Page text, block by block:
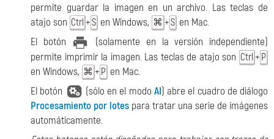
permite guardar la imagen en un archivo. Las teclas de
atajo son Ctrl +S en Windows, ⌘ +S en Mac.
El botón
(solamente en la versión independiente)
permite imprimir la imagen. Las teclas de atajo son Ctrl + P
en Windows, ⌘ + P en Mac.
El botón
(sólo en el modo AI) abre el cuadro de diálogo
Procesamiento por lotes para tratar una serie de imágenes
automáticamente.